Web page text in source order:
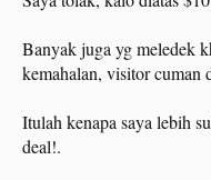
Banyak juga yg meledek
kemahalan, visitor cuman
Itulah kenapa saya lebih
deal!.